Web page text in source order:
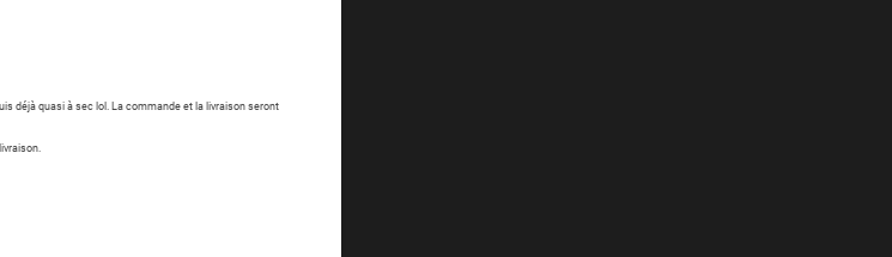
déjà quasi à sec lol. La commande et la livraison seront